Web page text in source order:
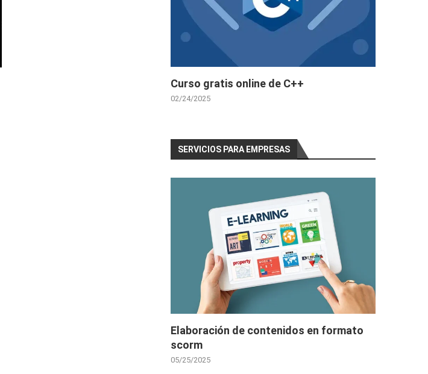
Curso gratis online de C++
02/24/2025
SERVICIOS PARA EMPRESAS
Elaboración de contenidos en formato
scorm
05/25/2025